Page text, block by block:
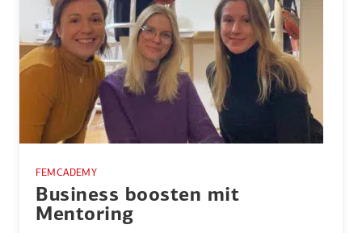
FEMCADEMY
Business boosten mit
Mentoring